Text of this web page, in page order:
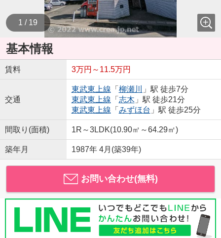
1 / 19
基本情報
賃料 3万円～11.5万円
交通
東武東上線 「 柳瀬川
」駅 徒歩7分
東武東上線 「 志木 」駅 徒歩21分
東武東上線 「 みずほ台 」駅 徒歩25分
間取り(面積) 1R～3LDK(10.90㎡～64.29㎡)
築年月 1987年 4月(築39年)
お問い合わせ(無料)